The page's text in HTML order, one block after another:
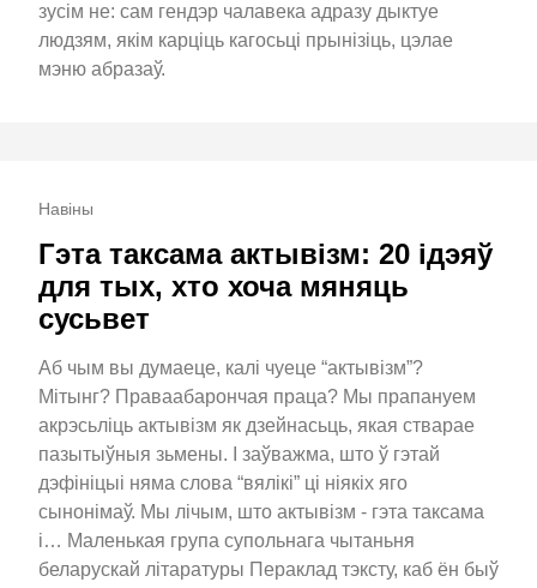
зусім не: сам гендэр чалавека адразу дыктуе
людзям, якім карціць кагосьці прынізіць, цэлае
мэню абразаў.
Навіны
Гэта таксама актывізм: 20 ідэяў
для тых, хто хоча мяняць
сусьвет
Аб чым вы думаеце, калі чуеце “актывізм”?
Мітынг? Праваабарончая праца? Мы прапануем
акрэсьліць актывізм як дзейнасьць, якая стварае
пазытыўныя зьмены. І заўважма, што ў гэтай
дэфініцыі няма слова “вялікі” ці ніякіх яго
сынонімаў. Мы лічым, што актывізм - гэта таксама
і… Маленькая група супольнага чытаньня
беларускай літаратуры Пераклад тэксту, каб ён быў